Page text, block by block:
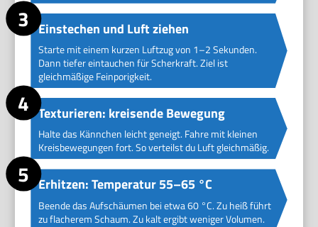
Einstechen und Luft ziehen
Starte mit einem kurzen Luftzug von 1–2 Sekunden.
Dann tiefer eintauchen für Scherkraft. Ziel ist
gleichmäßige Feinporigkeit.
Texturieren: kreisende Bewegung
Halte das Kännchen leicht geneigt. Fahre mit kleinen
Kreisbewegungen fort. So verteilst du Luft gleichmäßig.
Erhitzen: Temperatur 55–65 °C
Beende das Aufschäumen bei etwa 60 °C. Zu heiß führt
zu flacherem Schaum. Zu kalt ergibt weniger Volumen.